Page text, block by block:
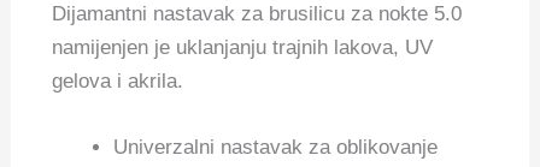
Dijamantni nastavak za brusilicu za nokte 5.0
namijenjen je uklanjanju trajnih lakova, UV
gelova i akrila.
Univerzalni nastavak za oblikovanje